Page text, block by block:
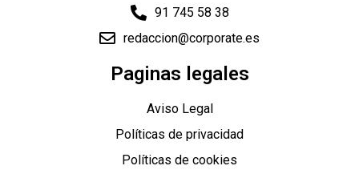
91 745 58 38
redaccion@corporate.es
Paginas legales
Aviso Legal
Políticas de privacidad
Políticas de cookies